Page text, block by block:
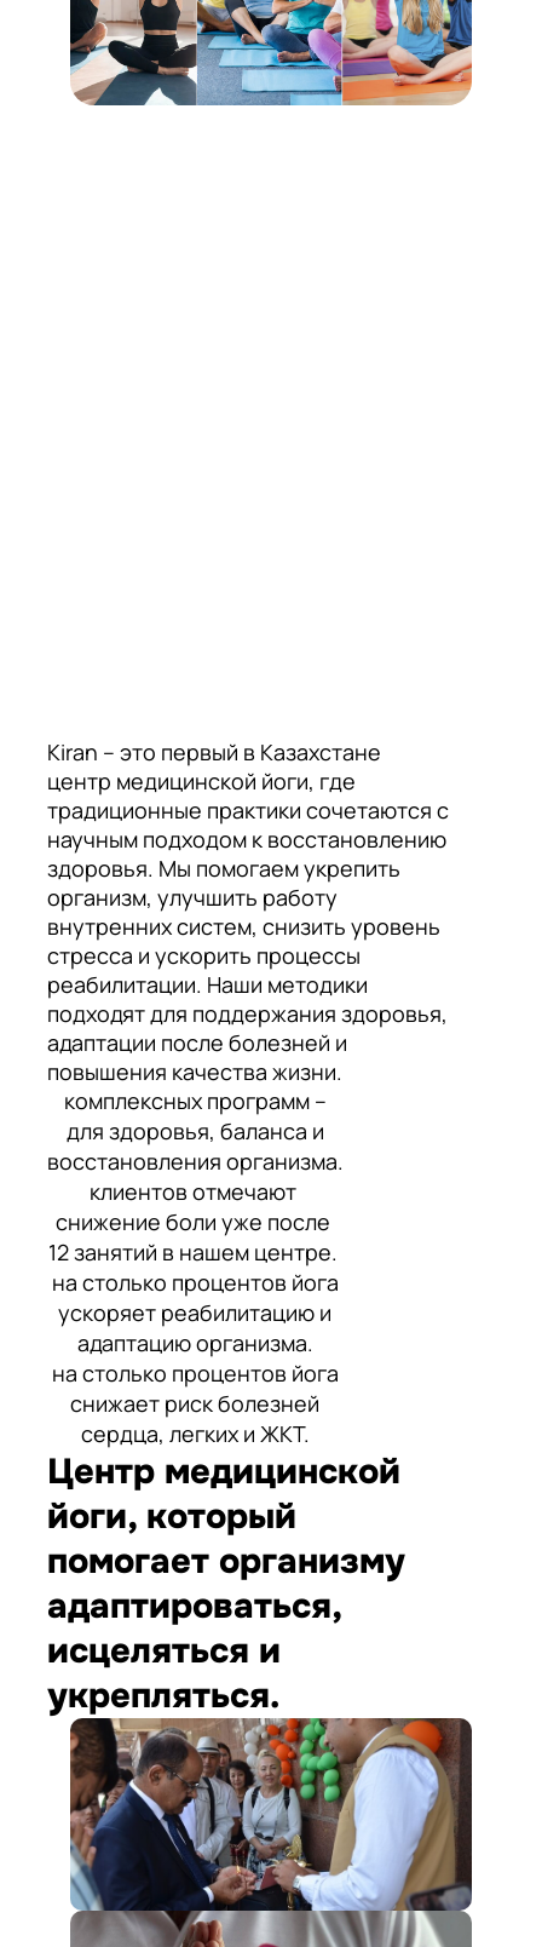
Kiran – это первый в Казахстане
центр медицинской йоги, где
традиционные практики сочетаются с
научным подходом к восстановлению
здоровья. Мы помогаем укрепить
организм, улучшить работу
внутренних систем, снизить уровень
стресса и ускорить процессы
реабилитации. Наши методики
подходят для поддержания здоровья,
адаптации после болезней и
повышения качества жизни.
комплексных программ –
для здоровья, баланса и
восстановления организма.
клиентов отмечают
снижение боли уже после
12 занятий в нашем центре.
на столько процентов йога
ускоряет реабилитацию и
адаптацию организма.
на столько процентов йога
снижает риск болезней
сердца, легких и ЖКТ.
Центр медицинской
йоги, который
помогает организму
адаптироваться,
исцеляться и
укрепляться.